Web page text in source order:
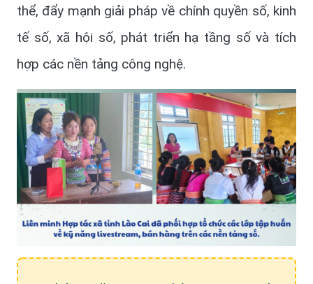
thể, đẩy mạnh giải pháp về chính quyền số, kinh
tế số, xã hội số, phát triển hạ tầng số và tích
hợp các nền tảng công nghệ.